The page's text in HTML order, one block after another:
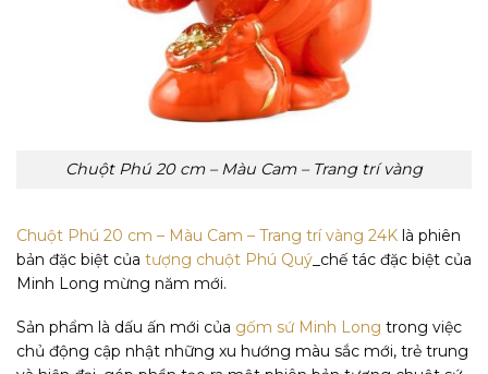
Chuột Phú 20 cm – Màu Cam – Trang trí vàng
Chuột Phú 20 cm – Màu Cam – Trang trí vàng 24K là phiên
bản đặc biệt của tượng chuột Phú Quý _chế tác đặc biệt của
Minh Long mừng năm mới.
Sản phẩm là dấu ấn mới của gốm sứ Minh Long trong việc
chủ động cập nhật những xu hướng màu sắc mới, trẻ trung